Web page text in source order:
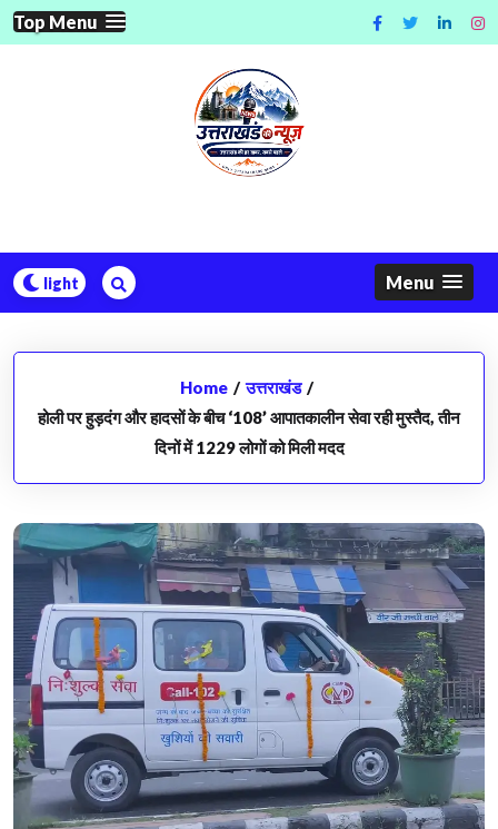
Skip
to
Top Menu
Menu
Home / उत्तराखंड /
होली पर हुड़दंग और हादसों के बीच ‘108’ आपातकालीन सेवा रही मुस्तैद, तीन
दिनों में 1229 लोगों को मिली मदद